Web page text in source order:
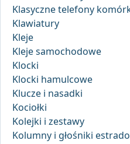
Klasyczne telefony
Klawiatury
Kleje
Kleje samochodowe
Klocki
Klocki hamulcowe
Klucze i nasadki
Kociołki
Kolejki i zestawy
Kolumny i głośniki